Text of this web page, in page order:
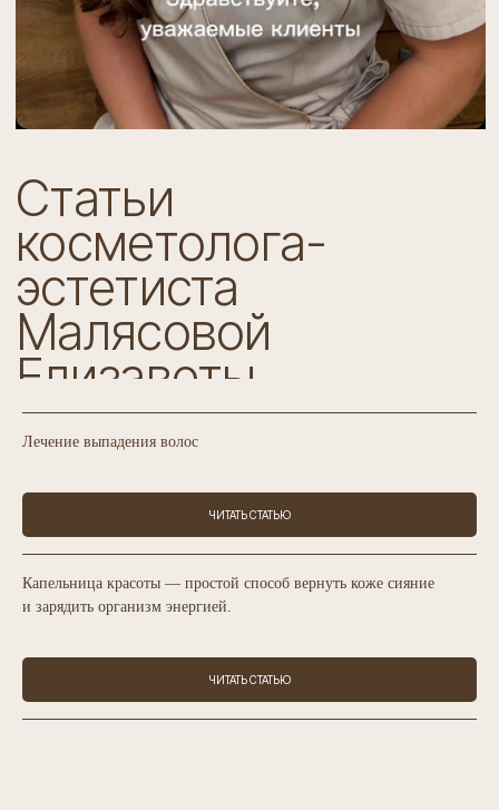
Лечение выпадения волос
ЧИТАТЬ СТАТЬЮ
Капельница красоты — простой способ вернуть коже сияние
и зарядить организм энергией.
ЧИТАТЬ СТАТЬЮ